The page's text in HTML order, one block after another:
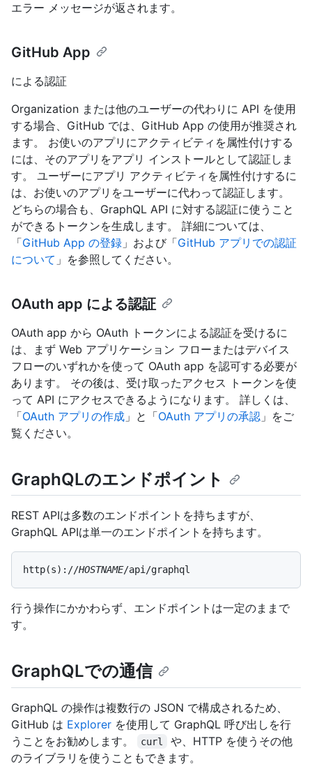
エラー メッセージが返されます。
GitHub App
による認証
Organization または他のユーザーの代わりに API を使用
する場合、GitHub では、GitHub App の使用が推奨され
ます。 お使いのアプリにアクティビティを属性付けする
には、そのアプリをアプリ インストールとして認証しま
す。 ユーザーにアプリ アクティビティを属性付けするに
は、お使いのアプリをユーザーに代わって認証します。
どちらの場合も、GraphQL API に対する認証に使うこと
ができるトークンを生成します。 詳細については、
「GitHub App の登録 」および「GitHub アプリでの認証
について 」を参照してください。
OAuth app による認証
OAuth app から OAuth トークンによる認証を受けるに
は、まず Web アプリケーション フローまたはデバイス
フローのいずれかを使って OAuth app を認可する必要が
あります。 その後は、受け取ったアクセス トークンを使
って API にアクセスできるようになります。 詳しくは、
「OAuth アプリの作成 」と「OAuth アプリの承認 」をご
覧ください。
GraphQLのエンドポイント
REST APIは多数のエンドポイントを持ちますが、
GraphQL APIは単一のエンドポイントを持ちます。
http(s)://HOSTNAME/api/graphql
行う操作にかかわらず、エンドポイントは一定のままで
す。
GraphQLでの通信
GraphQL の操作は複数行の JSON で構成されるため、
GitHub は Explorer を使用して GraphQL 呼び出しを行
うことをお勧めします。
curl
や、HTTP を使うその他
のライブラリを使うこともできます。